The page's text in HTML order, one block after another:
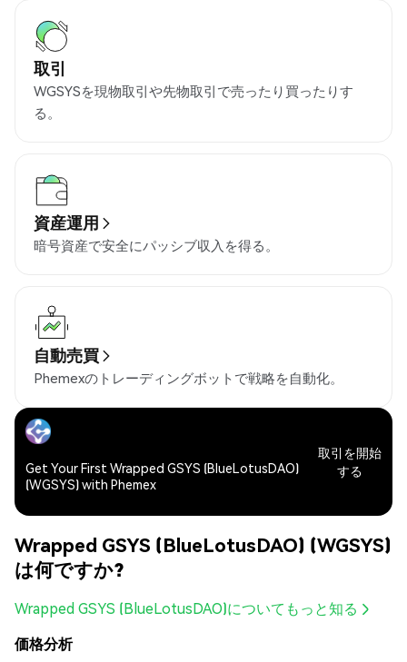
取引
WGSYSを現物取引や先物取引で売ったり買ったりす
る。
資産運用
暗号資産で安全にパッシブ収入を得る。
自動売買
Phemexのトレーディングボットで戦略を自動化。
Get Your First Wrapped GSYS (BlueLotusDAO)
(WGSYS) with Phemex
取引を開始
する
Wrapped GSYS (BlueLotusDAO) (WGSYS)
は何ですか?
Wrapped GSYS (BlueLotusDAO)についてもっと知る
価格分析